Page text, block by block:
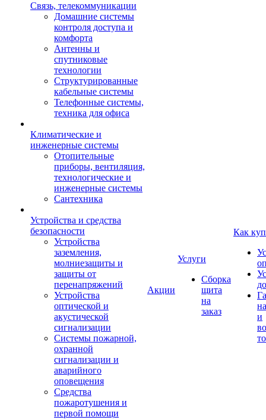
Связь, телекоммуникации
Домашние системы
контроля доступа и
комфорта
Антенны и
спутниковые
технологии
Структурированные
кабельные системы
Телефонные системы,
техника для офиса
Климатические и
инженерные системы
Отопительные
приборы, вентиляция,
технологические и
инженерные системы
Сантехника
Устройства и средства
безопасности
Устройства
заземления,
молниезащиты и
защиты от
перенапряжений
Устройства
оптической и
акустической
сигнализации
Системы пожарной,
охранной
сигнализации и
аварийного
оповещения
Средства
пожаротушения и
первой помощи
Акции
Услуги
Сборка
щита
на
заказ
Как
и